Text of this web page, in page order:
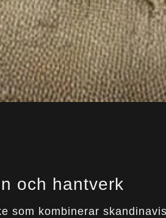
och hantverk
som kombinerar